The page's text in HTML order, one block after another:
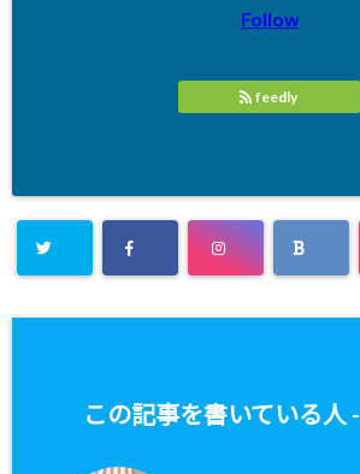
Follow
feedly
この記事を書いている人 -